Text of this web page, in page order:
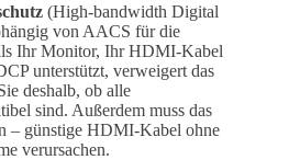
(High-bandwidth Digital
von AACS für die
Ihr Monitor, Ihr HDMI-Kabel
unterstützt, verweigert das
deshalb, ob alle
sind. Außerdem muss das
– günstige HDMI-Kabel ohne
verursachen.